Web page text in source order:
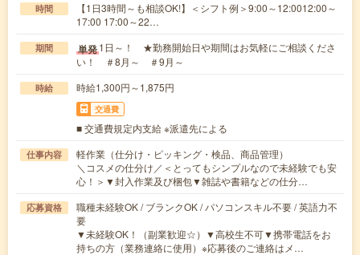
時間
【1日3時間～も相談OK!】＜シフト例＞9:00～12:0012:00～
17:00 17:00～22…
期間 単発1日～！ ★勤務開始日や期間はお気軽にご相談くださ
い！ ＃8月～ ＃9月～
時給 時給1,300円～1,875円
交通費
■ 交通費規定内支給 ※派遣先による
仕事内容
軽作業（仕分け・ピッキング・検品、商品管理）
＼コスメの仕分け／＜とってもシンプルなので未経験でも安
心！＞▼封入作業及び梱包▼雑誌や書籍などの仕分…
応募資格
職種未経験OK / ブランクOK / パソコンスキル不要 / 英語力不
要
▼未経験OK！（副業歓迎☆）▼高校生不可▼携帯電話をお
持ちの方（業務連絡に使用）※応募後のご連絡はメ…